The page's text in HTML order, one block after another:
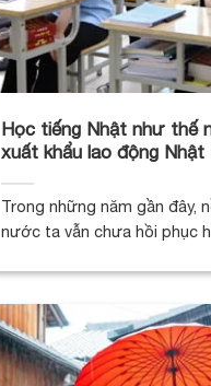
Học tiếng Nhật như thế
xuất khẩu lao động Nhật
Trong những năm gần đây,
nước ta vẫn chưa hồi phục